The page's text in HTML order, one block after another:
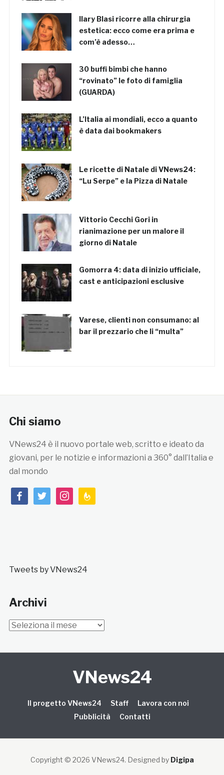
Ilary Blasi ricorre alla chirurgia
estetica: ecco come era prima e
com’è adesso…
30 buffi bimbi che hanno
“rovinato” le foto di famiglia
(GUARDA)
L’Italia ai mondiali, ecco a quanto
è data dai bookmakers
Le ricette di Natale di VNews24:
“Lu Serpe” e la Pizza di Natale
Vittorio Cecchi Gori in
rianimazione per un malore il
giorno di Natale
Gomorra 4: data di inizio ufficiale,
cast e anticipazioni esclusive
Varese, clienti non consumano: al
bar il prezzario che li “multa”
Chi siamo
VNews24 è il nuovo portale web, scritto e ideato da
giovani, per le notizie e informazioni a 360° dall’Italia e
dal mondo
facebooktwitterinstagramfeedburner
Tweets by VNews24
Archivi
Archivi
VNews24
Il progetto VNews24 Staff
Lavora con noi
Pubblicità
Contatti
Copyright © 2026 VNews24. Designed by Digipa